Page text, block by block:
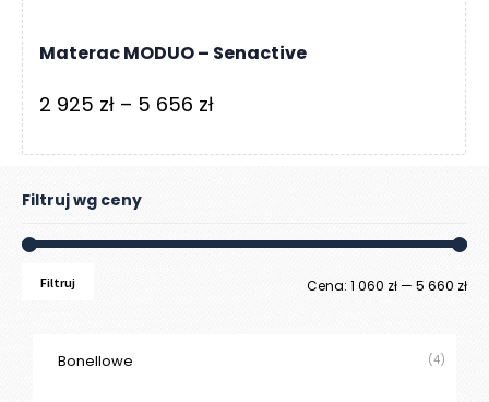
Materac MODUO – Senactive
2 925 zł – 5 656 złZakres
Filtruj wg ceny
Filtruj Cena: 1 060 zł— 5 660 zł
Bonellowe (4)